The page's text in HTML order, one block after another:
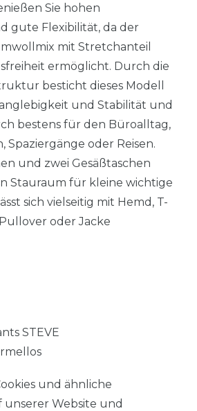
Sie hohen
gute Flexibilität, da der
mit Stretchanteil
ermöglicht. Durch die
besticht dieses Modell
und Stabilität und
bestens für den Büroalltag,
Spaziergänge oder Reisen.
und zwei Gesäßtaschen
Stauraum für kleine wichtige
sich vielseitig mit Hemd, T-
oder Jacke
STEVE
Baumwolle, 7 % Polyester, 2 %
und ähnliche
unserer Website und